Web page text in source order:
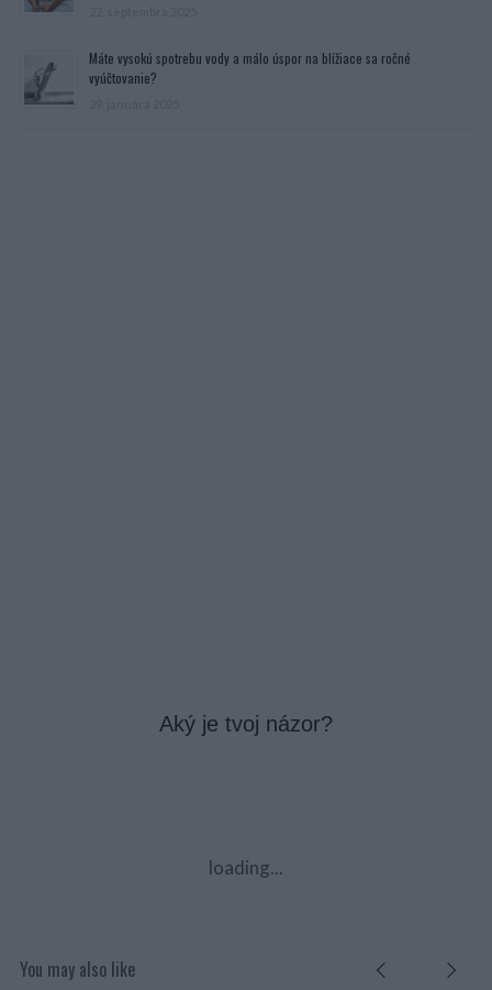
Máte vysokú spotrebu vody a málo úspor na blížiace sa ročné
vyúčtovanie?
Aký je tvoj názor?
loading...
You may also like